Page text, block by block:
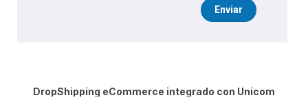
Enviar
DropShipping eCommerce integrado con Unicom